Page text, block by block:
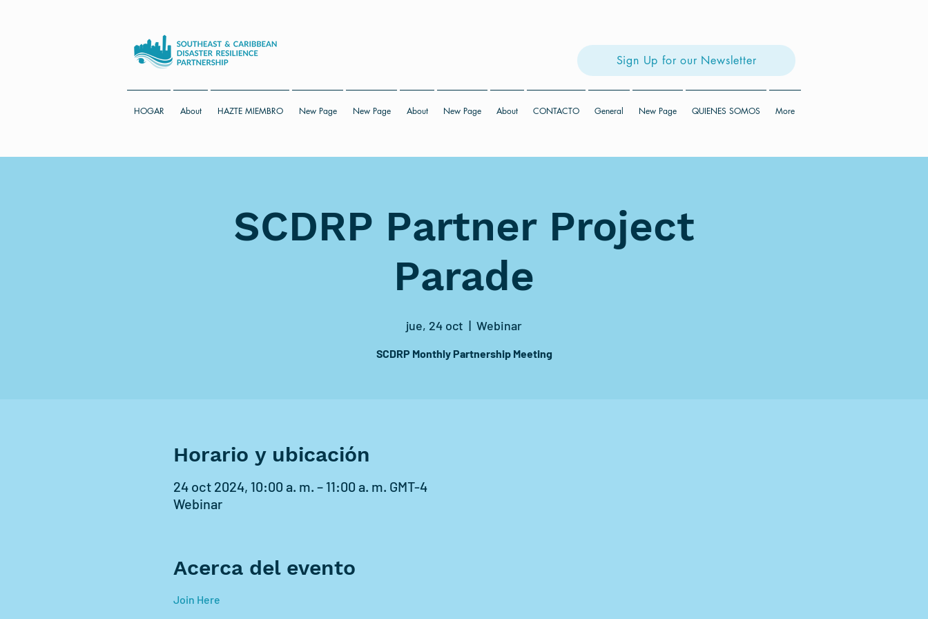
Sign Up for our Newsletter
HOGAR About HAZTE MIEMBRO New Page New Page About New Page About CONTACTO General New Page QUIENES SOMOS More
SCDRP Partner Project
Parade
jue, 24 oct
  |
Webinar
SCDRP Monthly Partnership Meeting
Horario y ubicación
24 oct 2024, 10:00 a. m. – 11:00 a. m. GMT-4
Webinar
Acerca del evento
Join Here